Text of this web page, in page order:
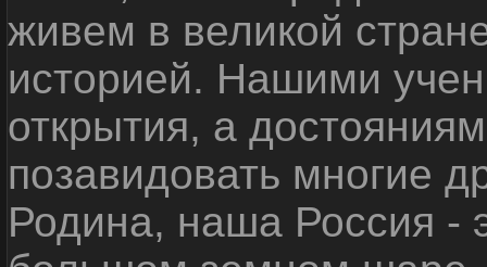
живем в великой
историей. Нашими
открытия, а
позавидовать многие
Родина, наша Россия -